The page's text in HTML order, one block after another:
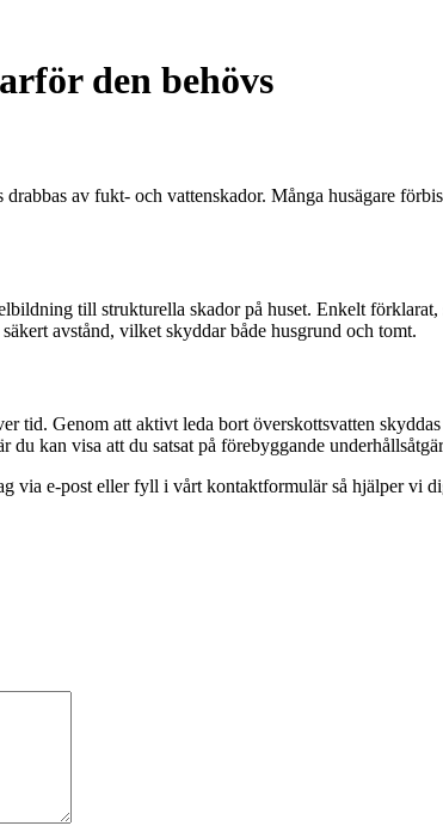
den behövs
av fukt- och vattenskador. Många husägare
till strukturella skador på huset. Enkelt
avstånd, vilket skyddar både husgrund och tomt.
tid. Genom att aktivt leda bort överskottsvatten
kan visa att du satsat på förebyggande
via e-post eller fyll i vårt kontaktformulär så hjälper vi